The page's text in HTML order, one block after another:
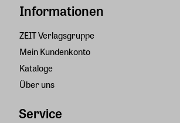
Informationen
ZEIT Verlagsgruppe
Mein Kundenkonto
Kataloge
Über uns
Service